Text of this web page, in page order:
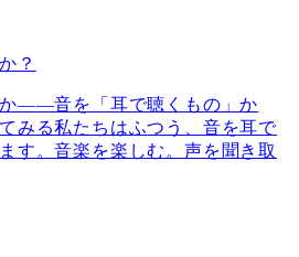
？
――音を「耳で聴くもの」か
みる私たちはふつう、音を耳で
す。音楽を楽しむ。声を聞き取